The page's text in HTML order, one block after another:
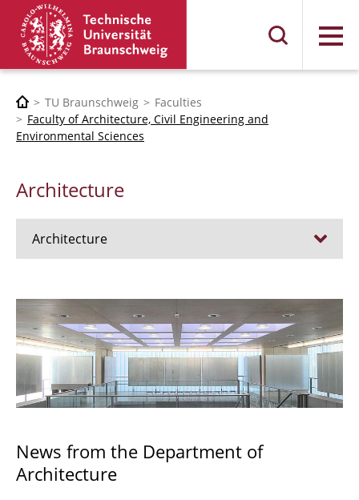
Menu
TU Braunschweig
Faculties
Faculty of Architecture, Civil Engineering and
Environmental Sciences
Architecture
Architecture
Admission procedure 2024
Bachelor Architecture
Bachelor Architecture+
Qualification profile
News from the Department of
Architecture